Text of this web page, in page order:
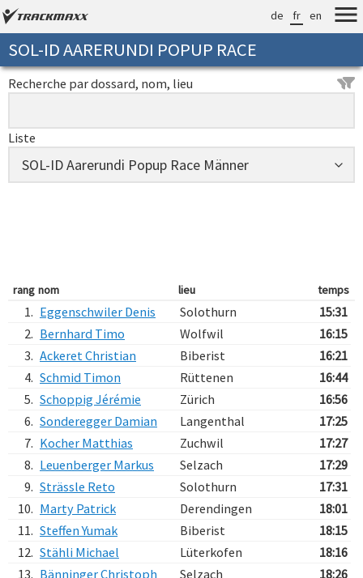
de fr en
SOL-ID AARERUNDI POPUP RACE
Recherche par dossard, nom, lieu
Liste
rang nom lieu temps
1. Eggenschwiler Denis Solothurn
15:31
2. Bernhard Timo Wolfwil
16:15
3. Ackeret Christian Biberist
16:21
4. Schmid Timon Rüttenen
16:44
5. Schoppig Jérémie Zürich
16:56
6. Sonderegger Damian Langenthal
17:25
7. Kocher Matthias Zuchwil
17:27
8. Leuenberger Markus Selzach
17:29
9. Strässle Reto Solothurn
17:31
10. Marty Patrick Derendingen
18:01
11. Steffen Yumak Biberist
18:15
12. Stähli Michael Lüterkofen
18:16
13. Bänninger Christoph Selzach
18:26